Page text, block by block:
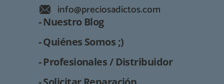
info@preciosadictos.com
- Nuestro Blog
- Quiénes Somos ;)
- Profesionales / Distribuidor